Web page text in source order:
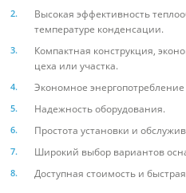
Высокая эффективность
температуре конденсации.
Компактная конструкция,
цеха или участка.
Экономное
Надежность оборудования.
Простота установки и
Широкий выбор вариантов
Доступная стоимость и